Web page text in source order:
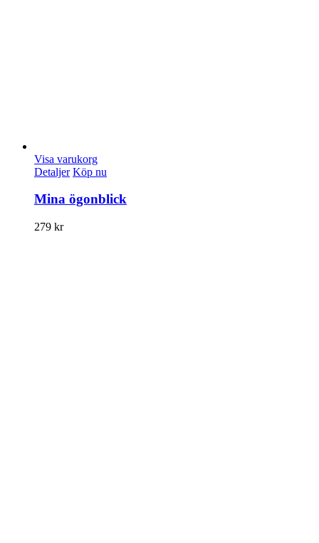
Visa varukorg
Detaljer Köp nu
Mina ögonblick
279 kr